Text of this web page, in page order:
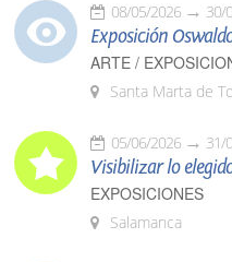
08/05/2026 30/
Exposición
ARTE /
Santa Marta de
05/06/2026 31/
Visibilizar lo
EXPOSICIONES
Salamanca